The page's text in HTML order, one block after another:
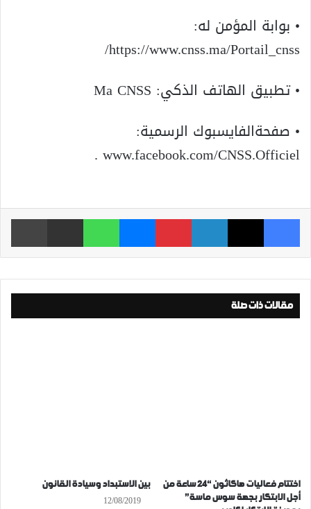
• بوابة المؤمن له:
https://www.cnss.ma/Portail_cnss/
• تطبيق الهاتف الذكي: Ma CNSS
• صفحةالفايسبوك الرسمية:
www.facebook.com/CNSS.O­fficiel .
فيسبوك ‫X لينكدإن بينتيريست ماسنجر واتساب مشاركة عبر البريد
مقالات ذات صلة
اختتام فعاليات هاكاثون “24 ساعة من
أجل الابتكار بجهة سوس ماسة”
بين الاستبداد وسيادة القانون
12/08/2019